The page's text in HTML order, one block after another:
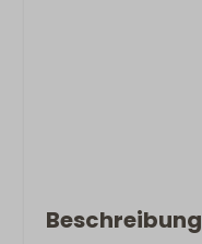
Beschreibung